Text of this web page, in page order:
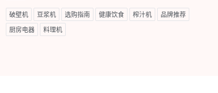
破壁机 豆浆机 选购指南 健康饮食 榨汁机 品牌推荐
厨房电器 料理机